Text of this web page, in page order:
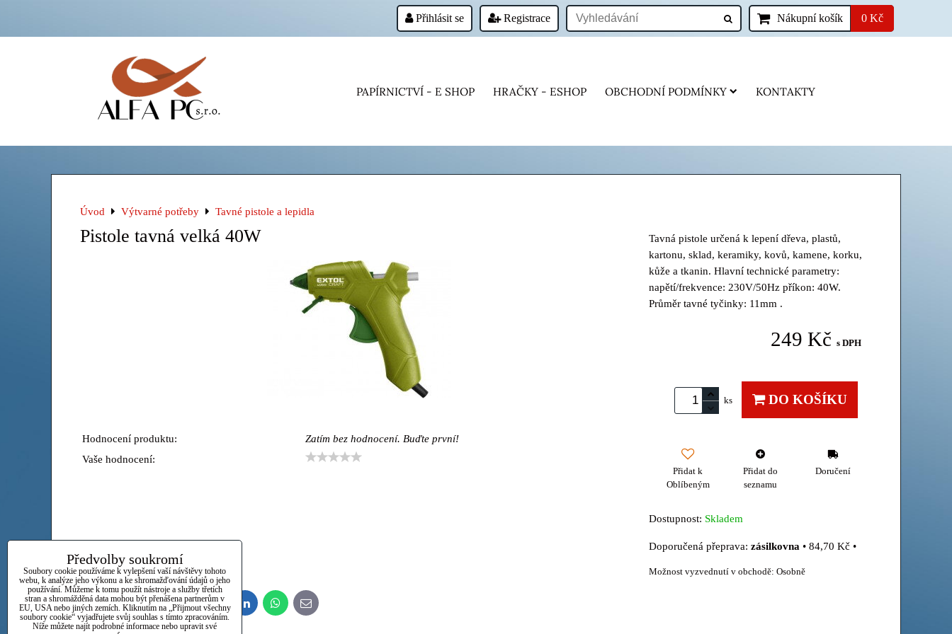
Přihlásit se Registrace Nákupní košík 0 Kč
PAPÍRNICTVÍ - E SHOP HRAČKY - ESHOP OBCHODNÍ PODMÍNKY KONTAKTY
Úvod Výtvarné potřeby Tavné pistole a lepidla
Pistole tavná velká 40W
Hodnocení produktu:
Zatím bez hodnocení. Buďte první!
Vaše hodnocení:
Tavná pistole určená k lepení dřeva, plastů,
kartonu, sklad, keramiky, kovů, kamene, korku,
kůže a tkanin. Hlavní technické parametry:
napětí/frekvence: 230V/50Hz příkon: 40W.
Průměr tavné tyčinky: 11mm .
249 Kč s DPH
ks DO KOŠÍKU
Přidat k
Oblíbeným
Přidat do
seznamu
Doručení
Dostupnost: Skladem
zásilkovna • 84,70 Kč •
Osobně
FacebookTwitter BlueskyPinterestReddit LinkedInWhatsApp
E-
mail
Předvolby soukromí
Soubory cookie používáme k vylepšení vaší návštěvy tohoto
webu, k analýze jeho výkonu a ke shromažďování údajů o jeho
používání. Můžeme k tomu použít nástroje a služby třetích
stran a shromážděná data mohou být přenášena partnerům v
EU, USA nebo jiných zemích. Kliknutím na „Přijmout všechny
soubory cookie“ vyjadřujete svůj souhlas s tímto zpracováním.
Níže můžete najít podrobné informace nebo upravit své